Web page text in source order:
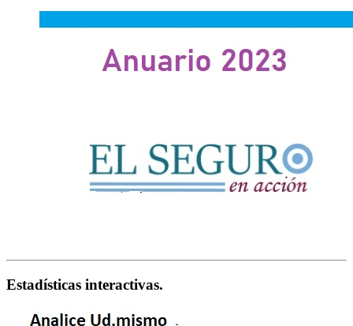
Estadísticas interactivas.